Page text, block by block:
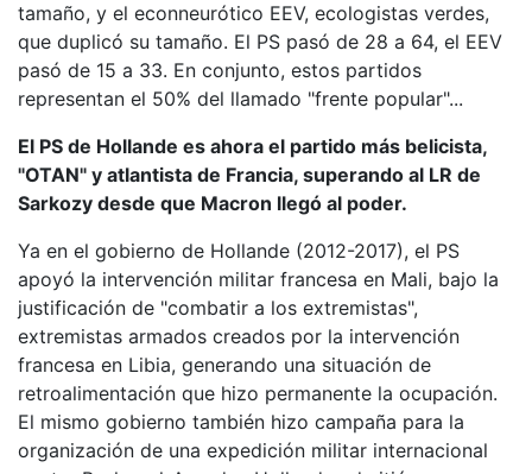
tamaño, y el econneurótico EEV, ecologistas verdes,
que duplicó su tamaño. El PS pasó de 28 a 64, el EEV
pasó de 15 a 33. En conjunto, estos partidos
representan el 50% del llamado "frente popular"...
El PS de Hollande es ahora el partido más belicista,
"OTAN" y atlantista de Francia, superando al LR de
Sarkozy desde que Macron llegó al poder.
Ya en el gobierno de Hollande (2012-2017), el PS
apoyó la intervención militar francesa en Mali, bajo la
justificación de "combatir a los extremistas",
extremistas armados creados por la intervención
francesa en Libia, generando una situación de
retroalimentación que hizo permanente la ocupación.
El mismo gobierno también hizo campaña para la
organización de una expedición militar internacional